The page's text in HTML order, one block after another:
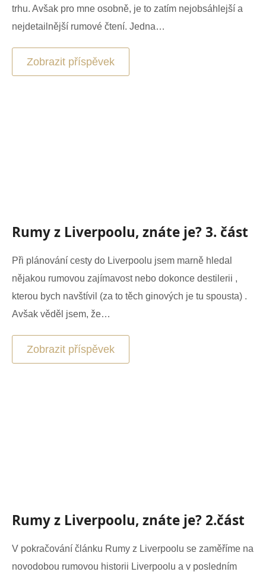
trhu. Avšak pro mne osobně, je to zatím nejobsáhlejší a
nejdetailnější rumové čtení. Jedna…
Zobrazit příspěvek
Rumy z Liverpoolu, znáte je? 3. část
Při plánování cesty do Liverpoolu jsem marně hledal
nějakou rumovou zajímavost nebo dokonce destilerii ,
kterou bych navštívil (za to těch ginových je tu spousta) .
Avšak věděl jsem, že…
Zobrazit příspěvek
Rumy z Liverpoolu, znáte je? 2.část
V pokračování článku Rumy z Liverpoolu se zaměříme na
novodobou rumovou historii Liverpoolu a v posledním